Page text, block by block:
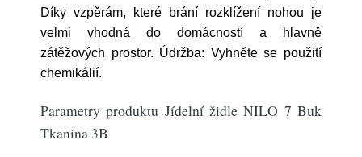
Díky vzpěrám, které brání rozklížení nohou je
velmi vhodná do domácností a hlavně
zátěžových prostor. Údržba: Vyhněte se použití
chemikálií.
Parametry produktu Jídelní židle NILO 7 Buk
Tkanina 3B